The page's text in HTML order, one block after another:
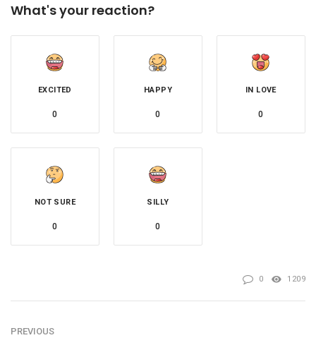
What's your reaction?
EXCITED
0
HAPPY
0
IN LOVE
0
NOT SURE
0
SILLY
0
0 1209
PREVIOUS